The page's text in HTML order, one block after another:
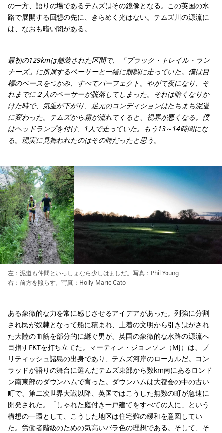
の一方、語りの場であるテムズはその鏡像となる。この英国の水
路で展開する回想の先に、きらめく光はない。テムズ川の源流に
は、なおも暗い闇がある。
最初の129kmは舗装された区間で、「ブラック・トレイル・ラン
ナーズ」に所属するペーサーと一緒に順調に走っていた。僕は目
標のペースをつかみ、すべてパーフェクト。やがて夜になり、そ
れまでに２人のペーサーが脱落してしまった。それは暗くなりか
けた時で、気温が下がり、足元のコンディションはたちまち泥道
に変わった。テムズから霧が流れてくると、視界が悪くなる。僕
はヘッドランプを付け、1人で走っていた。もう13～14時間にな
る。現実に見舞われたのはその時だったと思う。
左：泥道も仲間といっしょなら少しはましだ。写真：Phil Young
右：前方を照らす。写真：Holly-Marie Cato
ある象徴的な力を常に感じさせるアイデアがあった。列強に分割
され民が奴隷となって船に積まれ、土着の文明から引きはがされ
た大陸の血筋を部分的に継ぐ男が、英国の象徴的な水路の源流へ
目指すFKTを打ち立てた。マーティン・ジョンソン（MJ）は、ブ
リティッシュ諸島の出身であり、テムズ河岸のローカルだ。コン
ラッドが語りの舞台に選んだテムズ東部から数km南にあるロンド
ン南東部のダウンハムで育った。ダウンハムは大都会の中の古い
町で、第二次世界大戦以降、英国ではこうした無数の町が急速に
開発された。「しゃれた庭付き一戸建てをすべての人に」という
構想の一環として、こうした地区は住宅難の緩和を意図してい
た。労働者階級のための気高いバラ色の理想である。そして、そ